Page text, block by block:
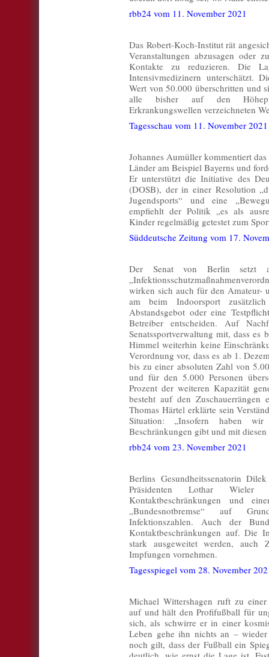
rbb24 vom 11. November 2021
Das Robert-Koch-Institut rät
Veranstaltungen abzusagen oder
Kontakte zu reduzieren. Die
Intensivmedizinern unterschätzt.
Wert von 50.000 überschritten und
alle bisher auf den
Erkrankungswellen verzeichneten
Tagesschau vom 11. November 2021
Johannes Aumüller kommentiert
Länder am Beispiel Bayerns und
Er unterstützt die Initiative des
(DOSB), der in einer Resolution
Jugendsports“ und eine
empfiehlt der Politik „es als
Kinder regelmäßig getestet zum
Süddeutsche Zeitung vom 17.
Der Senat von Berlin setzt
wirken sich auch für den Amateur-
am beim Indoorsport
Abstandsgebot oder eine
Betreiber entscheiden. Auf
Senatssportverwaltung mit, dass es
Himmel weiterhin keine
Verordnung vor, dass es ab 1.
bis zu einer absoluten Zahl von
und für den 5.000 Personen
Prozent der weiteren Kapazität
besteht auf den Zuschauerrängen
Thomas Härtel erklärte sein
Situation: „Insofern haben
Beschränkungen gibt und mit
rbb24 vom 23. November 2021
Berlins Gesundheitssenatorin
Präsidenten Lothar
Kontaktbeschränkungen und
„Bundesnotbremse“ auf
Infektionszahlen. Auch der
Kontaktbeschränkungen auf. Die
stark ausgeweitet werden, auch
Impfungen vornehmen.
Tagesspiegel vom 28. November
Michael Wittershagen ruft zu
auf und hält den Profifußball für
sich, als schwirre er in einer
Leben gehe ihn nichts an –
noch gilt, dass der Fußball ein